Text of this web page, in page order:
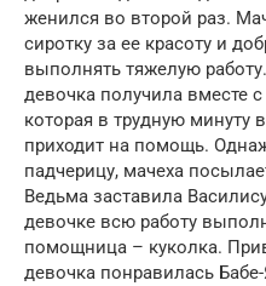
женился во второй раз.
сиротку за ее красоту и
выполнять тяжелую
девочка получила вместе
которая в трудную минуту
приходит на помощь.
падчерицу, мачеха
Ведьма заставила
девочке всю работу
помощница – куколка.
девочка понравилась